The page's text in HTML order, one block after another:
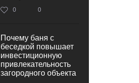
0 0
Почему баня с
беседкой повышает
инвестиционную
привлекательность
загородного объекта